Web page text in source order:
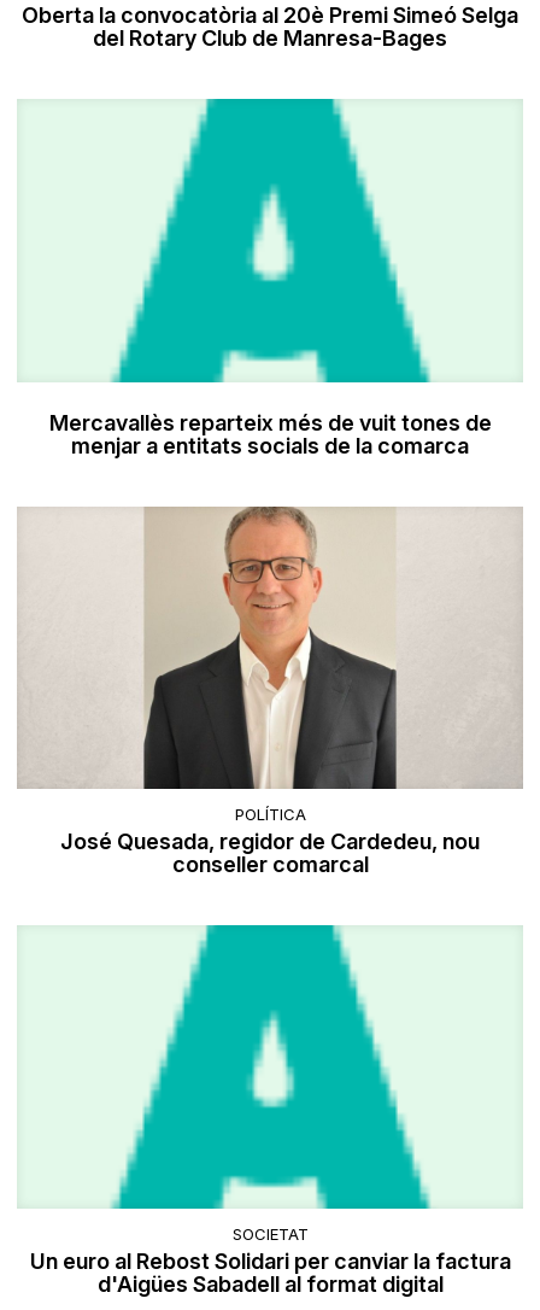
Oberta la convocatòria al 20è Premi Simeó Selga
del Rotary Club de Manresa-Bages
Mercavallès reparteix més de vuit tones de
menjar a entitats socials de la comarca
POLÍTICA
José Quesada, regidor de Cardedeu, nou
conseller comarcal
SOCIETAT
Un euro al Rebost Solidari per canviar la factura
d'Aigües Sabadell al format digital